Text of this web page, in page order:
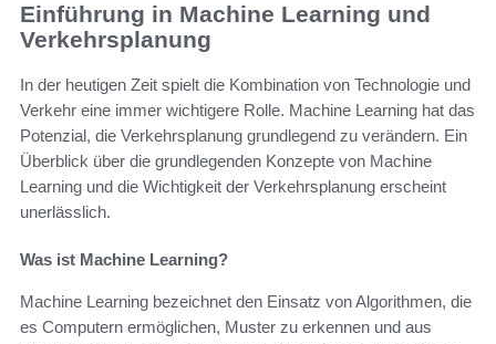
Einführung in Machine Learning und
Verkehrsplanung
In der heutigen Zeit spielt die Kombination von Technologie und
Verkehr eine immer wichtigere Rolle. Machine Learning hat das
Potenzial, die Verkehrsplanung grundlegend zu verändern. Ein
Überblick über die grundlegenden Konzepte von Machine
Learning und die Wichtigkeit der Verkehrsplanung erscheint
unerlässlich.
Was ist Machine Learning?
Machine Learning bezeichnet den Einsatz von Algorithmen, die
es Computern ermöglichen, Muster zu erkennen und aus